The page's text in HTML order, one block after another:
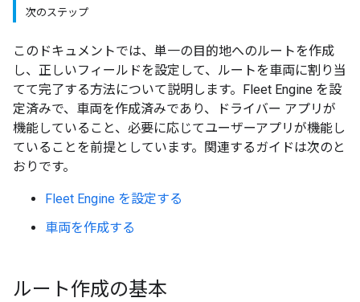
次のステップ
このドキュメントでは、単一の目的地へのルートを作成
し、正しいフィールドを設定して、ルートを車両に割り当
てて完了する方法について説明します。Fleet Engine を設
定済みで、車両を作成済みであり、ドライバー アプリが
機能していること、必要に応じてユーザーアプリが機能し
ていることを前提としています。関連するガイドは次のと
おりです。
Fleet Engine を設定する
車両を作成する
ルート作成の基本